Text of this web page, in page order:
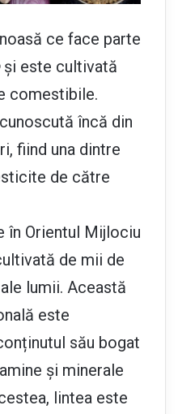
ce face parte
și este cultivată
comestibile.
încă din
fiind una dintre
de către
în Orientul Mijlociu
de mii de
lumii. Această
este
său bogat
și minerale
lintea este